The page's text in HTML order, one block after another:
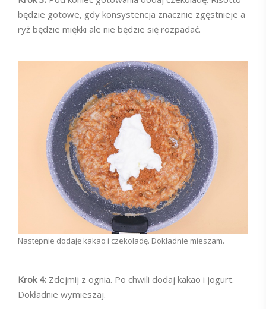
będzie gotowe, gdy konsystencja znacznie zgęstnieje a
ryż będzie miękki ale nie będzie się rozpadać.
Następnie dodaję kakao i czekoladę. Dokładnie mieszam.
Krok 4: Zdejmij z ognia. Po chwili dodaj kakao i jogurt.
Dokładnie wymieszaj.